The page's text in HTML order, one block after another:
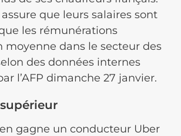
assure que leurs salaires sont
les rémunérations
moyenne dans le secteur des
des données internes
l’AFP dimanche 27 janvier.
gagne un conducteur Uber